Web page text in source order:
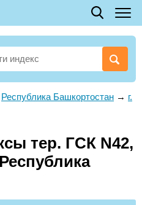
Республика Башкортостан → г.
тер. ГСК N42,